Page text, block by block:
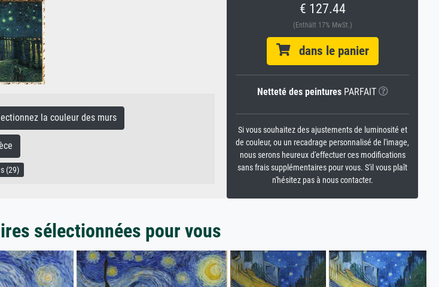
la couleur des murs
(29)
€ 127.44
(Enthält 17% MwSt.)
dans le panier
Netteté des peinturesPARFAIT
Si vous souhaitez des ajustements de luminosité et
de couleur, ou un recadrage personnalisé de l'image,
nous serons heureux d'effectuer ces modifications
sans frais supplémentaires pour vous. S'il vous plaît
n'hésitez pas à nous contacter.
sélectionnées pour vous